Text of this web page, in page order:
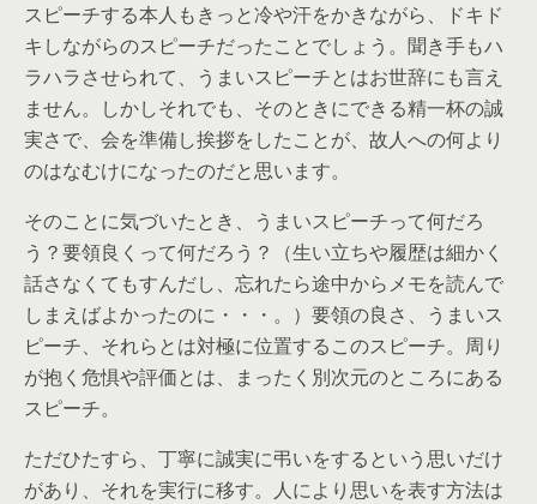
スピーチする本人もきっと冷や汗をかきながら、ドキド
キしながらのスピーチだったことでしょう。聞き手もハ
ラハラさせられて、うまいスピーチとはお世辞にも言え
ません。しかしそれでも、そのときにできる精一杯の誠
実さで、会を準備し挨拶をしたことが、故人への何より
のはなむけになったのだと思います。
そのことに気づいたとき、うまいスピーチって何だろ
う？要領良くって何だろう？（生い立ちや履歴は細かく
話さなくてもすんだし、忘れたら途中からメモを読んで
しまえばよかったのに・・・。）要領の良さ、うまいス
ピーチ、それらとは対極に位置するこのスピーチ。周り
が抱く危惧や評価とは、まったく別次元のところにある
スピーチ。
ただひたすら、丁寧に誠実に弔いをするという思いだけ
があり、それを実行に移す。人により思いを表す方法は